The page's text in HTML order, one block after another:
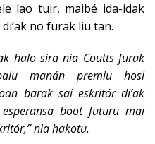
lao tuir, maibé ida-idak
no furak liu tan.
halo sira nia Coutts furak
manán premiu hosi
barak sai eskritór di’ak
boot futuru mai
nia hakotu.